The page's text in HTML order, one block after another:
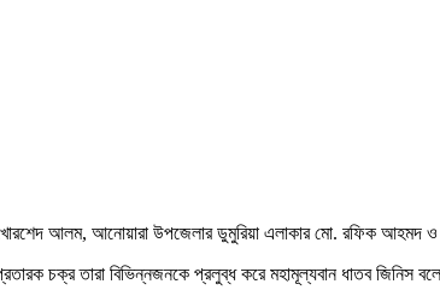
খোরশেদ আলম, আনোয়ারা উপজেলার ডুমুরিয়া এলাকার মো. রফিক আহমদ
চক্র তারা বিভিন্নজনকে প্রলুব্ধ করে মহামূল্যবান ধাতব জিনিস